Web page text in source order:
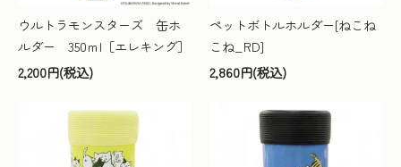
ウルトラモンスターズ 缶ホ
ルダー 350ｍl［エレキング］
2,200円(税込)
ペットボトルホルダー[ねこね
こね_RD]
2,860円(税込)